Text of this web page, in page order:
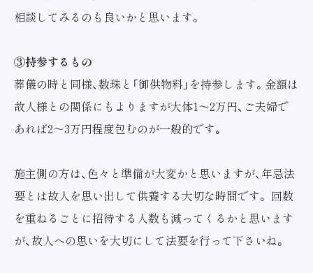
相談してみるのも良いかと思います。
③持参するもの
葬儀の時と同様、数珠と「御供物料」を持参します。金額は
故人様との関係にもよりますが大体1～2万円、ご夫婦で
あれば2～3万円程度包むのが一般的です。
施主側の方は、色々と準備が大変かと思いますが、年忌法
要とは故人を思い出して供養する大切な時間です。 回数
を重ねるごとに招待する人数も減ってくるかと思います
が、故人への思いを大切にして法要を行って下さいね。